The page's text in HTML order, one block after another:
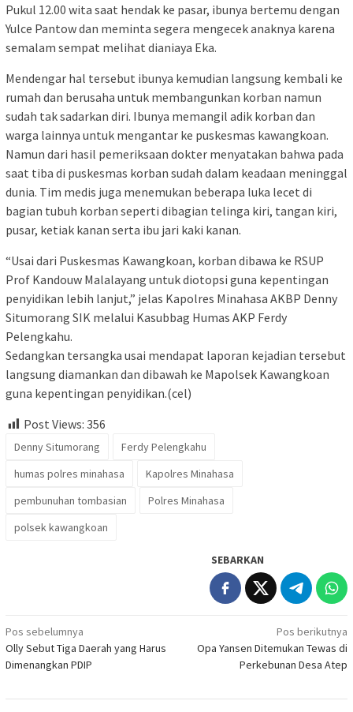
Pukul 12.00 wita saat hendak ke pasar, ibunya bertemu dengan
Yulce Pantow dan meminta segera mengecek anaknya karena
semalam sempat melihat dianiaya Eka.
Mendengar hal tersebut ibunya kemudian langsung kembali ke
rumah dan berusaha untuk membangunkan korban namun
sudah tak sadarkan diri. Ibunya memangil adik korban dan
warga lainnya untuk mengantar ke puskesmas kawangkoan.
Namun dari hasil pemeriksaan dokter menyatakan bahwa pada
saat tiba di puskesmas korban sudah dalam keadaan meninggal
dunia. Tim medis juga menemukan beberapa luka lecet di
bagian tubuh korban seperti dibagian telinga kiri, tangan kiri,
pusar, ketiak kanan serta ibu jari kaki kanan.
“Usai dari Puskesmas Kawangkoan, korban dibawa ke RSUP
Prof Kandouw Malalayang untuk diotopsi guna kepentingan
penyidikan lebih lanjut,” jelas Kapolres Minahasa AKBP Denny
Situmorang SIK melalui Kasubbag Humas AKP Ferdy
Pelengkahu.
Sedangkan tersangka usai mendapat laporan kejadian tersebut
langsung diamankan dan dibawah ke Mapolsek Kawangkoan
guna kepentingan penyidikan.(cel)
Post Views: 356
Denny Situmorang
Ferdy Pelengkahu
humas polres minahasa
Kapolres Minahasa
pembunuhan tombasian
Polres Minahasa
polsek kawangkoan
SEBARKAN
Navigasi
pos
Pos sebelumnya
Olly Sebut Tiga Daerah yang Harus
Dimenangkan PDIP
Pos berikutnya
Opa Yansen Ditemukan Tewas di
Perkebunan Desa Atep